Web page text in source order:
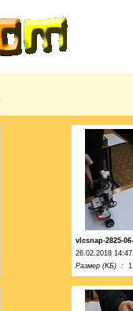
vlcsnap-2825-
26.02.2018
Размер (KБ) :